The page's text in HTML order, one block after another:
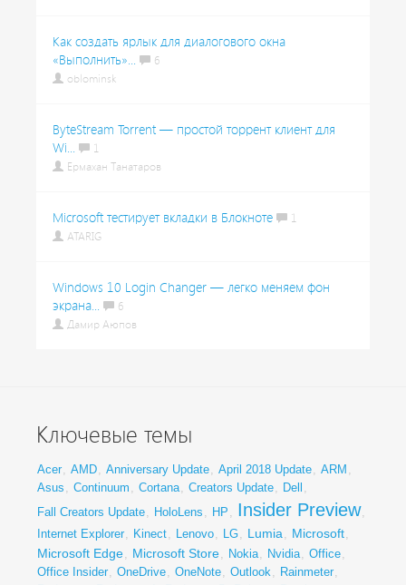
Как создать ярлык для диалогового окна
«Выполнить»...
6
oblominsk
ByteStream Torrent — простой торрент клиент для
Wi...
1
Ермахан Танатаров
Microsoft тестирует вкладки в Блокноте
1
ATARIG
Windows 10 Login Changer — легко меняем фон
экрана...
6
Дамир Аюпов
Ключевые темы
Acer, AMD, Anniversary Update, April 2018 Update, ARM ,
Asus , Continuum , Cortana, Creators Update, Dell ,
Fall Creators Update, HoloLens , HP , Insider Preview,
Internet Explorer, Kinect, Lenovo, LG, Lumia, Microsoft,
Microsoft Edge, Microsoft Store, Nokia, Nvidia, Office,
Office Insider, OneDrive, OneNote, Outlook, Rainmeter,